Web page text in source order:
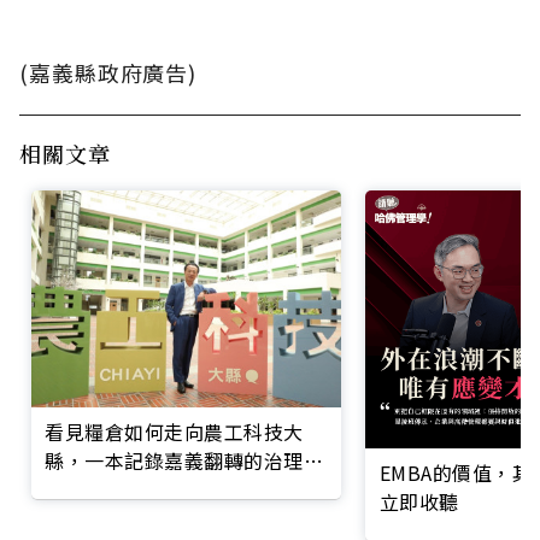
(嘉義縣政府廣告)
相關文章
看見糧倉如何走向農工科技大
縣，一本記錄嘉義翻轉的治理實
EMBA的價值，
立即收聽